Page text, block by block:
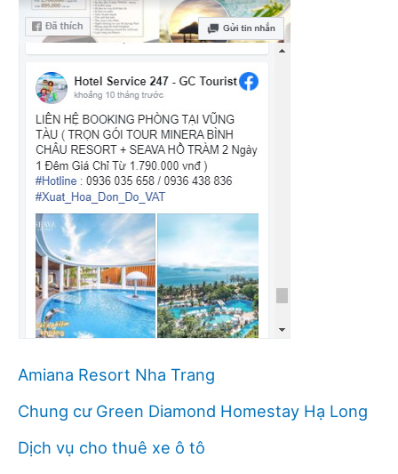
Amiana Resort Nha Trang
Chung cư Green Diamond Homestay Hạ Long
Dịch vụ cho thuê xe ô tô